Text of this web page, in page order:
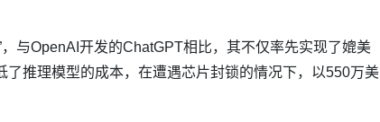
与OpenAI开发的ChatGPT相比，其不仅率先实现了媲美
了推理模型的成本，在遭遇芯片封锁的情况下，以550万美